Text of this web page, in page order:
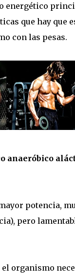
energético
que hay
con las pesas.
anaeróbico
potencia,
pero
el organismo